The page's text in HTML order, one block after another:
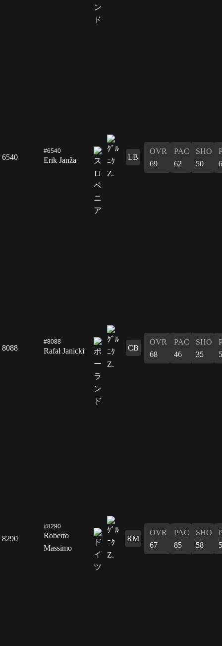
6540
#6540
Erik Janža LB
OVR
69
PAC
62
SHO
50
8088
#8088
Rafał Janicki CB
OVR
68
PAC
46
SHO
35
8290
#8290
Roberto
Massimo
RM
OVR
67
PAC
85
SHO
58